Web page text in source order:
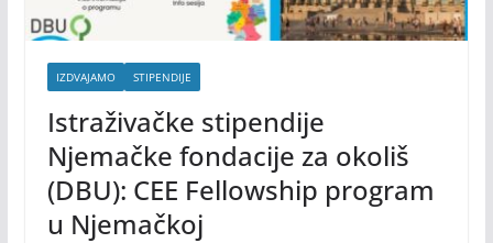
IZDVAJAMO STIPENDIJE
Istraživačke stipendije
Njemačke fondacije za okoliš
(DBU): CEE Fellowship program
u Njemačkoj